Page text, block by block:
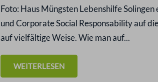
Foto: Haus Müngsten Lebenshilfe
und Corporate Social Responsability auf
auf vielfältige Weise. Wie man auf...
WEITERLESEN